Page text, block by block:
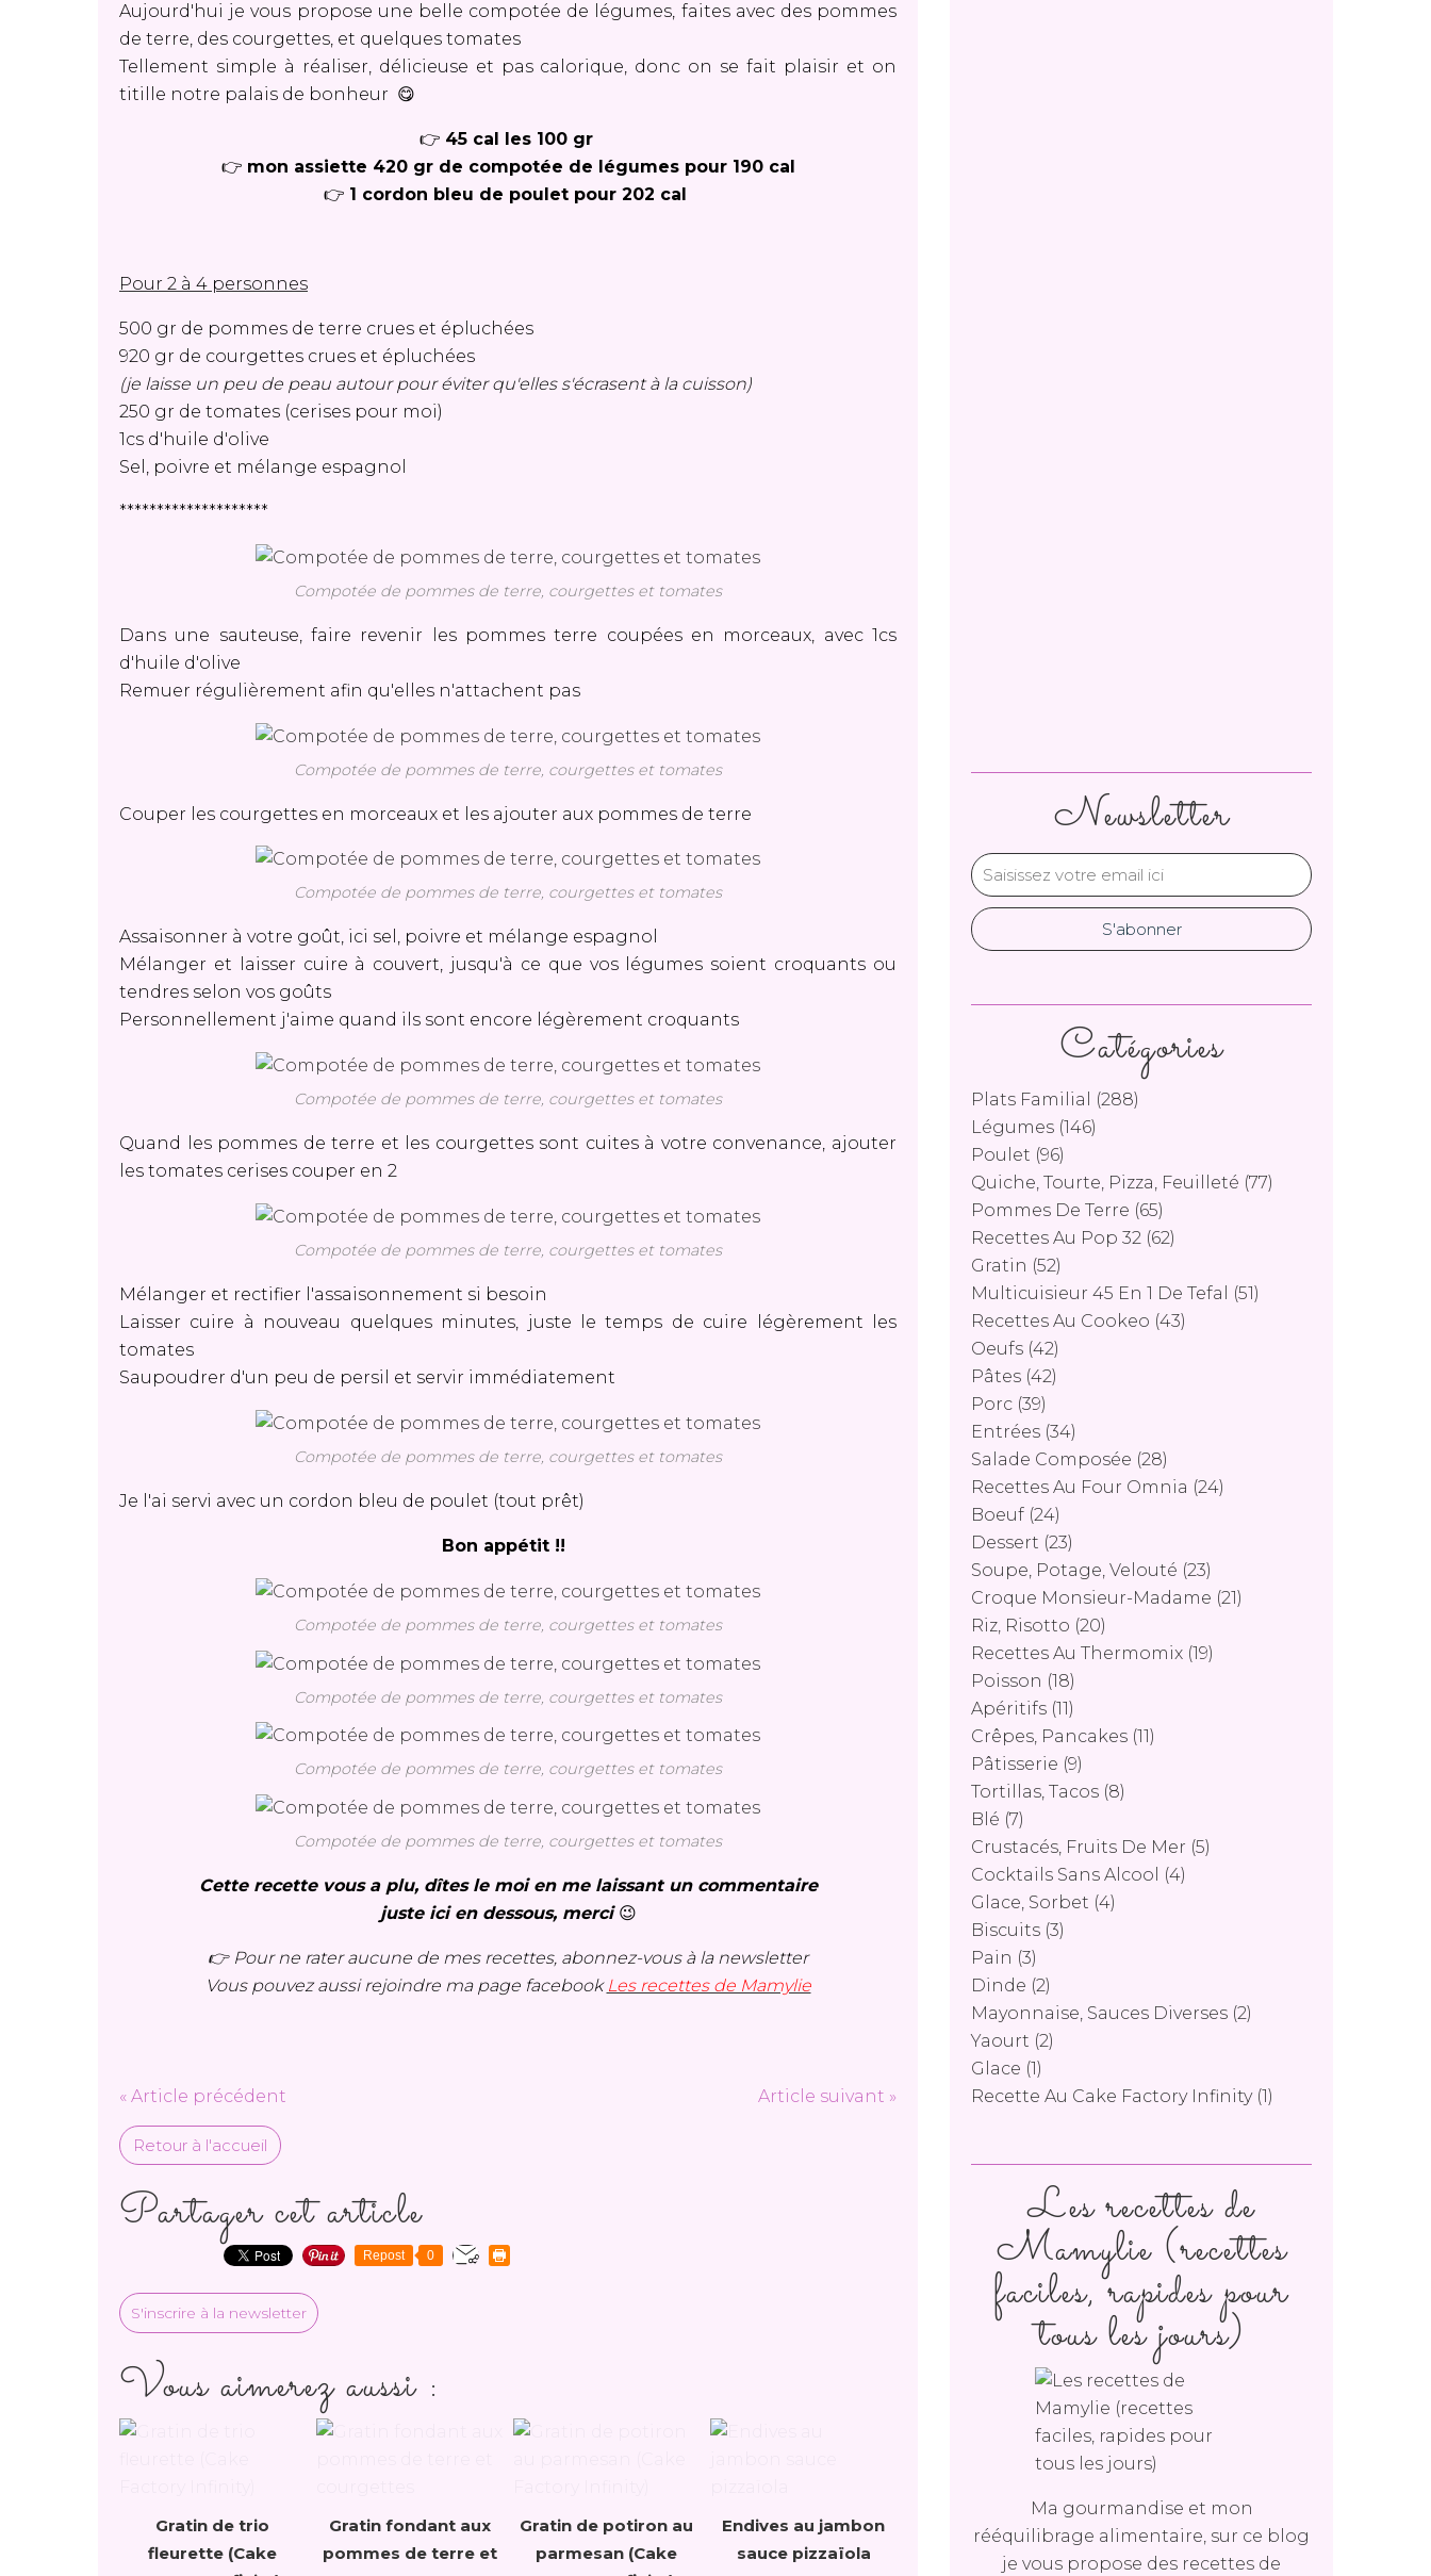
Aujourd'hui je vous propose une belle compotée de légumes, faites avec des pommes
de terre, des courgettes, et quelques tomates
Tellement simple à réaliser, délicieuse et pas calorique, donc on se fait plaisir et on
titille notre palais de bonheur 😋
👉 45 cal les 100 gr
👉 mon assiette 420 gr de compotée de légumes pour 190 cal
👉 1 cordon bleu de poulet pour 202 cal
Pour 2 à 4 personnes
500 gr de pommes de terre crues et épluchées
920 gr de courgettes crues et épluchées
(je laisse un peu de peau autour pour éviter qu'elles s'écrasent à la cuisson)
250 gr de tomates (cerises pour moi)
1cs d'huile d'olive
Sel, poivre et mélange espagnol
********************
Compotée de pommes de terre, courgettes et tomates
Dans une sauteuse, faire revenir les pommes terre coupées en morceaux, avec 1cs
d'huile d'olive
Remuer régulièrement afin qu'elles n'attachent pas
Compotée de pommes de terre, courgettes et tomates
Couper les courgettes en morceaux et les ajouter aux pommes de terre
Compotée de pommes de terre, courgettes et tomates
Assaisonner à votre goût, ici sel, poivre et mélange espagnol
Mélanger et laisser cuire à couvert, jusqu'à ce que vos légumes soient croquants ou
tendres selon vos goûts
Personnellement j'aime quand ils sont encore légèrement croquants
Compotée de pommes de terre, courgettes et tomates
Quand les pommes de terre et les courgettes sont cuites à votre convenance, ajouter
les tomates cerises couper en 2
Compotée de pommes de terre, courgettes et tomates
Mélanger et rectifier l'assaisonnement si besoin
Laisser cuire à nouveau quelques minutes, juste le temps de cuire légèrement les
tomates
Saupoudrer d'un peu de persil et servir immédiatement
Compotée de pommes de terre, courgettes et tomates
Je l'ai servi avec un cordon bleu de poulet (tout prêt)
Bon appétit !!
Compotée de pommes de terre, courgettes et tomates
Compotée de pommes de terre, courgettes et tomates
Compotée de pommes de terre, courgettes et tomates
Compotée de pommes de terre, courgettes et tomates
Cette recette vous a plu, dîtes le moi en me laissant un commentaire
juste ici en dessous, merci 😉
👉 Pour ne rater aucune de mes recettes, abonnez-vous à la newsletter
Vous pouvez aussi rejoindre ma page facebook Les recettes de Mamylie
« Article précédent Article suivant »
Retour à l'accueil
Partager cet article
Repost 0
S'inscrire à la newsletter
Vous aimerez aussi :
Gratin de trio
fleurette (Cake
Gratin fondant aux
pommes de terre et
Gratin de potiron au
parmesan (Cake
Endives au jambon
sauce pizzaïola
Newsletter
Catégories
Plats Familial
(288)
Légumes (146)
Poulet (96)
Quiche, Tourte, Pizza, Feuilleté (77)
Pommes De Terre (65)
Recettes Au Pop 32 (62)
Gratin (52)
Multicuisieur 45 En 1 De Tefal
(51)
Recettes Au Cookeo (43)
Oeufs (42)
Pâtes (42)
Porc (39)
Entrées (34)
Salade Composée (28)
Recettes Au Four Omnia (24)
Boeuf (24)
Dessert (23)
Soupe, Potage, Velouté (23)
Croque Monsieur-Madame (21)
Riz, Risotto (20)
Recettes Au Thermomix (19)
Poisson (18)
Apéritifs (11)
Crêpes, Pancakes (11)
Pâtisserie (9)
Tortillas, Tacos (8)
Blé (7)
Crustacés, Fruits De Mer (5)
Cocktails Sans Alcool
(4)
Glace, Sorbet (4)
Biscuits (3)
Pain (3)
Dinde (2)
Mayonnaise, Sauces Diverses (2)
Yaourt (2)
Glace (1)
Recette Au Cake Factory Infinity(1)
Les recettes de
Mamylie (recettes
faciles, rapides pour
tous les jours)
Ma gourmandise et mon
rééquilibrage alimentaire, sur ce blog
je vous propose des recettes de